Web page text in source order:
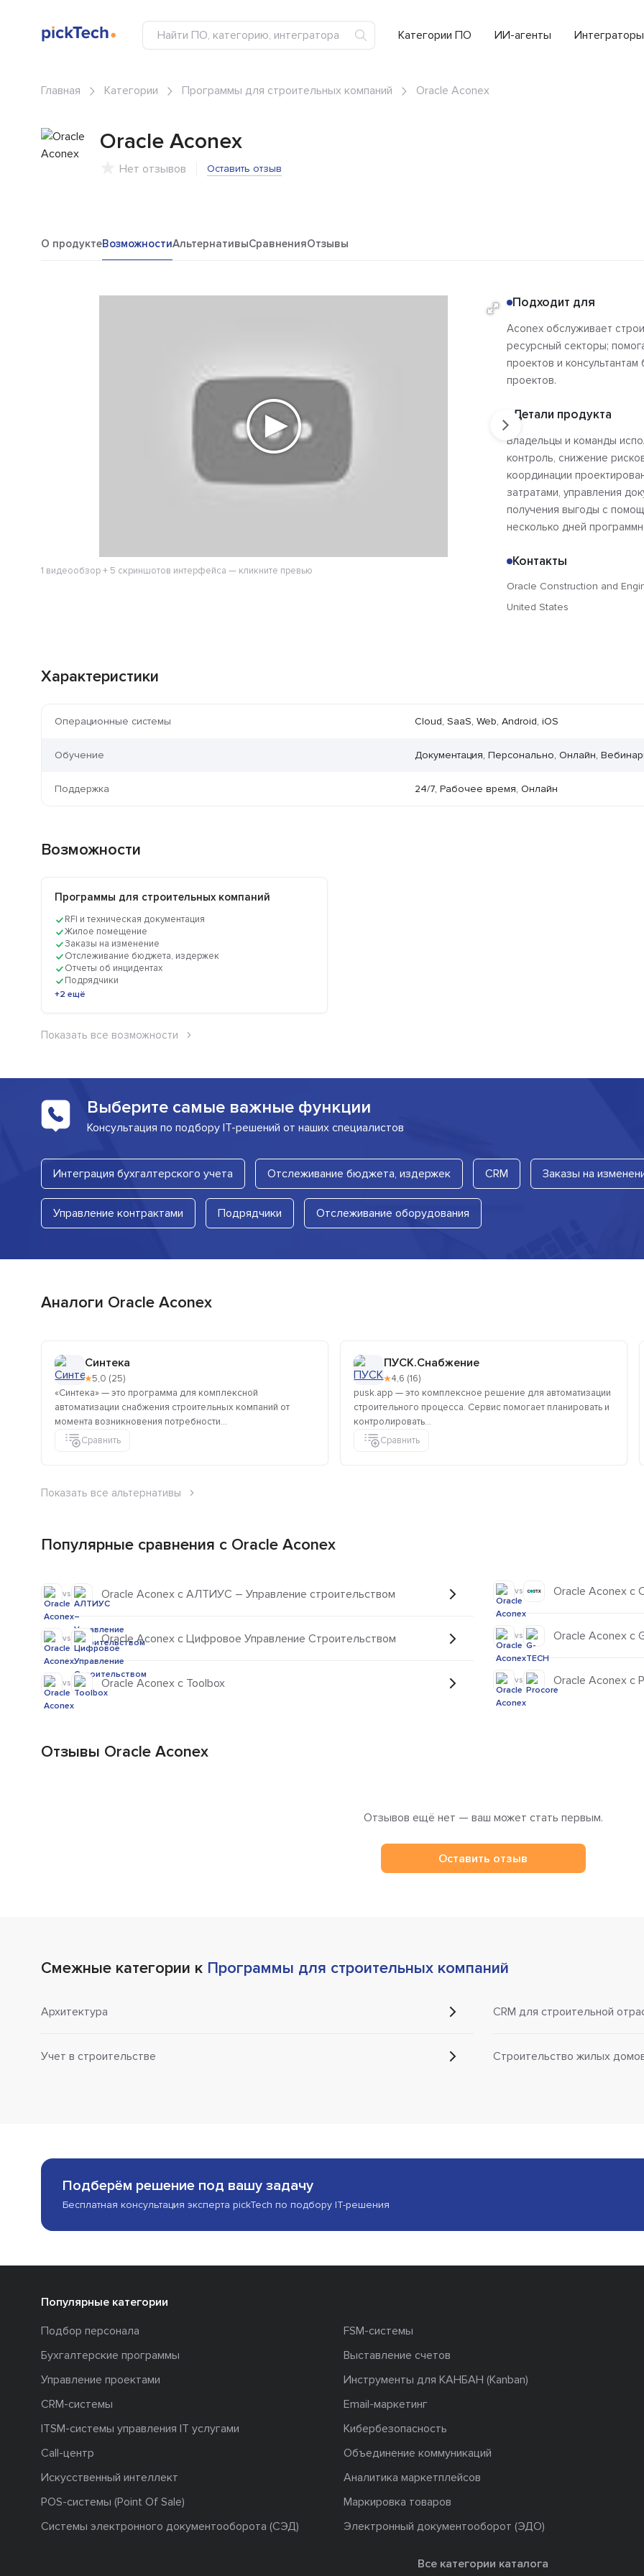
Категории ПО ИИ-агенты Интеграторы
Главная Категории Программы для строительных компаний Oracle Aconex
Oracle Aconex
Нет отзывов Оставить отзыв
О продуктеВозможностиАльтернативыСравненияОтзывы
1 видеообзор + 5 скриншотов интерфейса — кликните превью
Подходит для
Aconex обслуживает
ресурсный секторы;
проектов и
проектов.
Детали продукта
Владельцы и команды
контроль, снижение
координации
затратами, управления
получения выгоды с
несколько дней
Контакты
Oracle Construction and
United States
Характеристики
Операционные системы Cloud, SaaS, Web, Android, iOS
Обучение Документация, Персонально, Онлайн,
Поддержка 24/7, Рабочее время, Онлайн
Возможности
Программы для строительных компаний
RFI и техническая документация
Жилое помещение
Заказы на изменение
Отслеживание бюджета, издержек
Отчеты об инцидентах
Подрядчики
+2 ещё
Показать все возможности
Выберите самые важные функции
Консультация по подбору IT-решений от наших специалистов
Интеграция бухгалтерского учета Отслеживание бюджета, издержек CRM Заказы на
Управление контрактами Подрядчики Отслеживание оборудования
Аналоги Oracle Aconex
Синтека
★5,0 (25)
«Синтека» — это программа для комплексной
автоматизации снабжения строительных компаний от
момента возникновения потребности...
Сравнить
ПУСК.Снабжение
★4,6 (16)
pusk.app — это комплексное решение для автоматизации
строительного процесса. Сервис помогает планировать и
контролировать...
Сравнить
Показать все альтернативы
Популярные сравнения с Oracle Aconex
vs Oracle Aconex с АЛТИУС – Управление строительством
vs Oracle Aconex с Цифровое Управление Строительством
vs Oracle Aconex с Toolbox
vs Oracle Aconex с
vs Oracle Aconex с
vs Oracle Aconex с
Отзывы Oracle Aconex
Отзывов ещё нет — ваш может стать первым.
Оставить отзыв
Смежные категории к Программы для строительных компаний
Архитектура
Учет в строительстве
CRM для строительной
Строительство жилых
Подберём решение под вашу задачу
Бесплатная консультация эксперта pickTech по подбору IT-решения
Популярные категории
Подбор персонала
FSM-системы
Бухгалтерские программы
Выставление счетов
Управление проектами
Инструменты для КАНБАН (Kanban)
CRM-системы
Email-маркетинг
ITSM-системы управления IT услугами
Кибербезопасность
Call-центр
Объединение коммуникаций
Искусственный интеллект
Аналитика маркетплейсов
POS-системы (Point Of Sale)
Маркировка товаров
Системы электронного документооборота (СЭД)
Электронный документооборот (ЭДО)
Все категории каталога